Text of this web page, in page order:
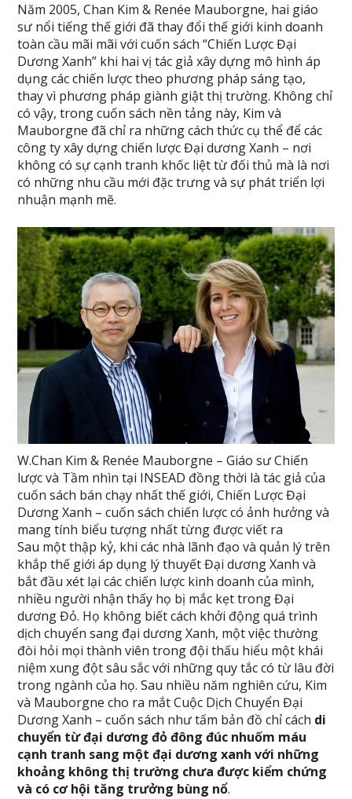
Năm 2005, Chan Kim & Renée Mauborgne, hai giáo
sư nổi tiếng thế giới đã thay đổi thế giới kinh doanh
toàn cầu mãi mãi với cuốn sách “Chiến Lược Đại
Dương Xanh” khi hai vị tác giả xây dựng mô hình áp
dụng các chiến lược theo phương pháp sáng tạo,
thay vì phương pháp giành giật thị trường. Không chỉ
có vậy, trong cuốn sách nền tảng này, Kim và
Mauborgne đã chỉ ra những cách thức cụ thể để các
công ty xây dựng chiến lược Đại dương Xanh – nơi
không có sự cạnh tranh khốc liệt từ đối thủ mà là nơi
có những nhu cầu mới đặc trưng và sự phát triển lợi
nhuận mạnh mẽ.
W.Chan Kim & Renée Mauborgne – Giáo sư Chiến
lược và Tầm nhìn tại INSEAD đồng thời là tác giả của
cuốn sách bán chạy nhất thế giới, Chiến Lược Đại
Dương Xanh – cuốn sách chiến lược có ảnh hưởng và
mang tính biểu tượng nhất từng được viết ra
Sau một thập kỷ, khi các nhà lãnh đạo và quản lý trên
khắp thế giới áp dụng lý thuyết Đại dương Xanh và
bắt đầu xét lại các chiến lược kinh doanh của mình,
nhiều người nhận thấy họ bị mắc kẹt trong Đại
dương Đỏ. Họ không biết cách khởi động quá trình
dịch chuyển sang đại dương Xanh, một việc thường
đòi hỏi mọi thành viên trong đội thấu hiểu một khái
niệm xung đột sâu sắc với những quy tắc có từ lâu đời
trong ngành của họ. Sau nhiều năm nghiên cứu, Kim
và Mauborgne cho ra mắt Cuộc Dịch Chuyển Đại
Dương Xanh – cuốn sách như tấm bản đồ chỉ cách di
chuyển từ đại dương đỏ đông đúc nhuốm máu
cạnh tranh sang một đại dương xanh với những
khoảng không thị trường chưa được kiểm chứng
và có cơ hội tăng trưởng bùng nổ.